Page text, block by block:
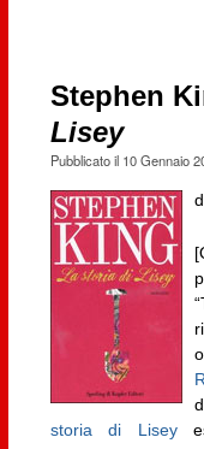
Stephen
Lisey
Pubblicato il 10 Gennaio
storia di Lisey